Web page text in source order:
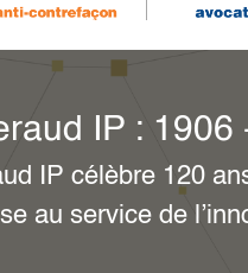
unifiée du
unitaire
les réponses à vos
dédiée.